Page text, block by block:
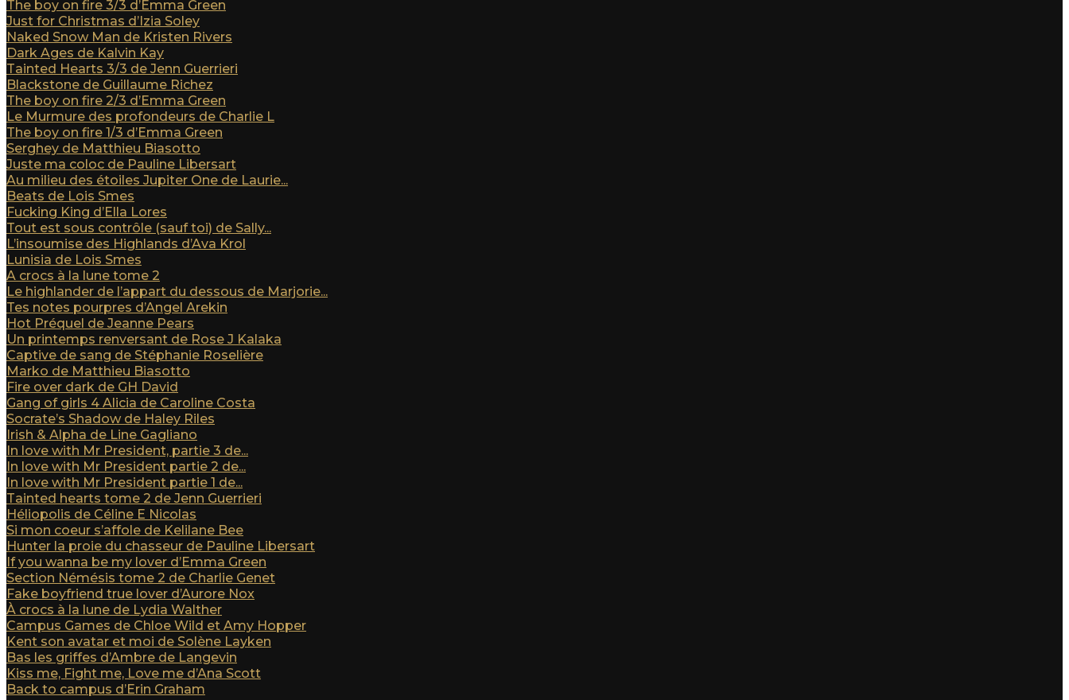
The boy on fire 3/3 d’Emma Green
Just for Christmas d’Izia Soley
Naked Snow Man de Kristen Rivers
Dark Ages de Kalvin Kay
Tainted Hearts 3/3 de Jenn Guerrieri
Blackstone de Guillaume Richez
The boy on fire 2/3 d’Emma Green
Le Murmure des profondeurs de Charlie L
The boy on fire 1/3 d’Emma Green
Serghey de Matthieu Biasotto
Juste ma coloc de Pauline Libersart
Au milieu des étoiles Jupiter One de Laurie...
Beats de Lois Smes
Fucking King d’Ella Lores
Tout est sous contrôle (sauf toi) de Sally...
L’insoumise des Highlands d’Ava Krol
Lunisia de Lois Smes
A crocs à la lune tome 2
Le highlander de l’appart du dessous de Marjorie...
Tes notes pourpres d’Angel Arekin
Hot Préquel de Jeanne Pears
Un printemps renversant de Rose J Kalaka
Captive de sang de Stéphanie Roselière
Marko de Matthieu Biasotto
Fire over dark de GH David
Gang of girls 4 Alicia de Caroline Costa
Socrate’s Shadow de Haley Riles
Irish & Alpha de Line Gagliano
In love with Mr President, partie 3 de...
In love with Mr President partie 2 de...
In love with Mr President partie 1 de...
Tainted hearts tome 2 de Jenn Guerrieri
Héliopolis de Céline E Nicolas
Si mon coeur s’affole de Kelilane Bee
Hunter la proie du chasseur de Pauline Libersart
If you wanna be my lover d’Emma Green
Section Némésis tome 2 de Charlie Genet
Fake boyfriend true lover d’Aurore Nox
À crocs à la lune de Lydia Walther
Campus Games de Chloe Wild et Amy Hopper
Kent son avatar et moi de Solène Layken
Bas les griffes d’Ambre de Langevin
Kiss me, Fight me, Love me d’Ana Scott
Back to campus d’Erin Graham